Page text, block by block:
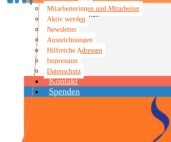
Menü
öffnen
Mitarbeiterinnen und Mitarbeiter
Aktiv werden
Newsletter
Auszeichnungen
Hilfreiche Adressen
Impressum
Datenschutz
Kontakt
Spenden